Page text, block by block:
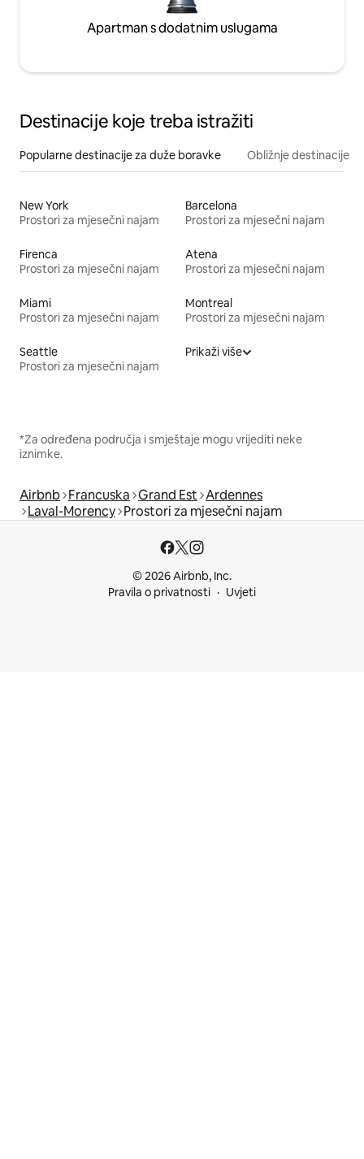
Apartman s dodatnim uslugama
Destinacije koje treba istražiti
Popularne destinacije za duže boravke Obližnje destinacije
New York
Prostori za mjesečni najam
Barcelona
Prostori za mjesečni najam
Firenca
Prostori za mjesečni najam
Atena
Prostori za mjesečni najam
Miami
Prostori za mjesečni najam
Montreal
Prostori za mjesečni najam
Seattle
Prostori za mjesečni najam
Prikaži više
*Za određena područja i smještaje mogu vrijediti neke
iznimke.
Airbnb Francuska Grand Est Ardennes
Laval-Morency Prostori za mjesečni najam
© 2026 Airbnb, Inc.
Pravila o privatnosti
Uvjeti